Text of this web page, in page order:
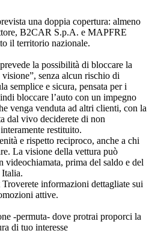
una doppia copertura: almeno
B2CAR S.p.A. e MAPFRE
il territorio nazionale.
la possibilità di bloccare la
senza alcun rischio di
semplice e sicura, pensata per i
bloccare l’auto con un impegno
venga venduta ad altri clienti, con la
dal vivo deciderete di non
restituito.
e rispetto reciproco, anche a chi
La visione della vettura può
videochiamata, prima del saldo e del
informazioni dettagliate sui
attive.
-permuta- dove protrai proporci la
di tuo interesse